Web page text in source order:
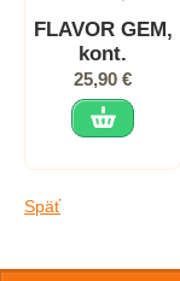
FLAVOR GEM,
kont.
25,90 €
Späť